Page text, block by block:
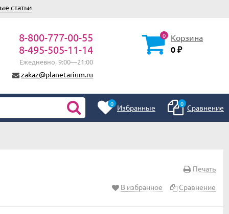
статьи
8-800-777-00-55
8-495-505-11-14
Ежедневно, 9:00—21:00
zakaz@planetarium.ru
0 Корзина
0 ₽
0 Избранные 0 Сравнение
Печать
В избранное
Сравнение